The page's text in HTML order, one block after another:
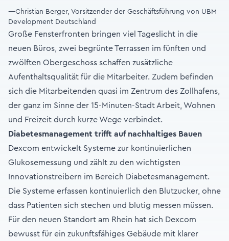
—Christian Berger, Vorsitzender der Geschäftsführung von UBM
Development Deutschland
Große Fensterfronten bringen viel Tageslicht in die
neuen Büros, zwei begrünte Terrassen im fünften und
zwölften Obergeschoss schaffen zusätzliche
Aufenthaltsqualität für die Mitarbeiter. Zudem befinden
sich die Mitarbeitenden quasi im Zentrum des Zollhafens,
der ganz im Sinne der 15-Minuten-Stadt Arbeit, Wohnen
und Freizeit durch kurze Wege verbindet.
Diabetesmanagement trifft auf nachhaltiges Bauen
Dexcom entwickelt Systeme zur kontinuierlichen
Glukosemessung und zählt zu den wichtigsten
Innovationstreibern im Bereich Diabetesmanagement.
Die Systeme erfassen kontinuierlich den Blutzucker, ohne
dass Patienten sich stechen und blutig messen müssen.
Für den neuen Standort am Rhein hat sich Dexcom
bewusst für ein zukunftsfähiges Gebäude mit klarer